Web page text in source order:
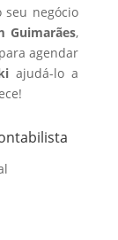
seu negócio
Guimarães,
agendar
ajudá-lo a